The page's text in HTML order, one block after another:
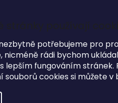
stránky používají
potřebujeme pro
nicméně rádi bychom
lepším fungováním stránek.
souborů cookies si můžete
MODNÍ DOPLŇKY
podtácky MĚSÍC